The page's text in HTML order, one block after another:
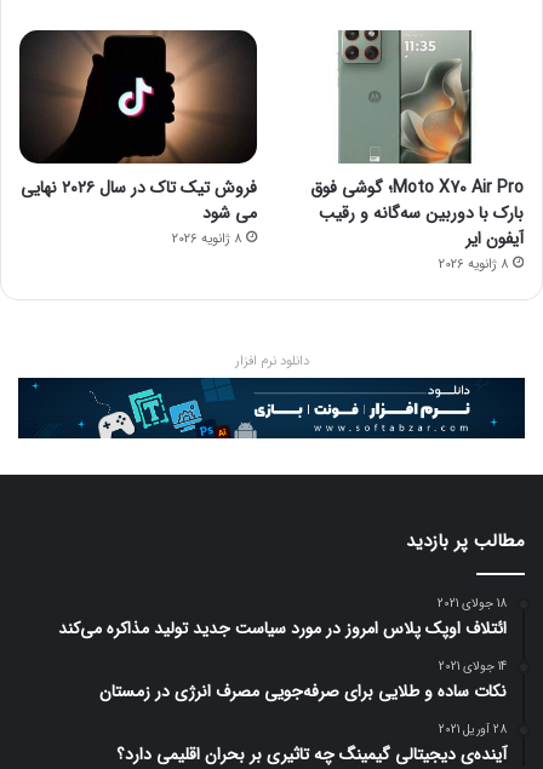
Moto X70 Air Pro؛ گوشی فوق
بارک با دوربین سه‌گانه و رقیب
آیفون ایر
8 ژانویه 2026
فروش تیک تاک در سال ۲۰۲۶ نهایی
می شود
8 ژانویه 2026
دانلود نرم افزار
مطالب پر بازدید
18 جولای 2021
ائتلاف اوپک پلاس امروز در مورد سیاست جدید تولید مذاکره می‌کند
14 جولای 2021
نکات ساده و طلایی برای صرفه‌جویی مصرف انرژی در زمستان
28 آوریل 2021
آینده‌ی دیجیتالی گیمینگ چه تاثیری بر بحران اقلیمی دارد؟